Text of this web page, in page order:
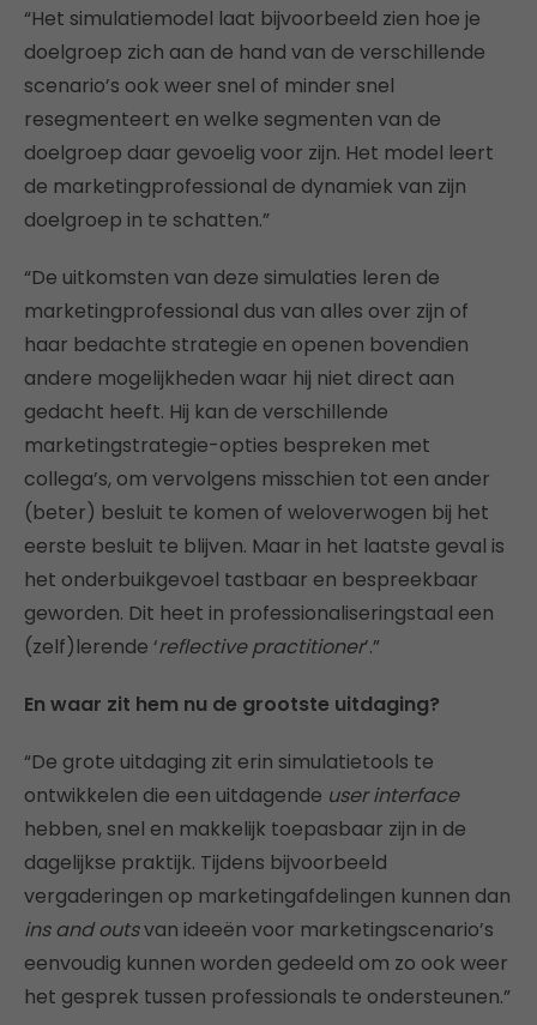
“Het simulatiemodel laat bijvoorbeeld zien hoe je
doelgroep zich aan de hand van de verschillende
scenario’s ook weer snel of minder snel
resegmenteert en welke segmenten van de
doelgroep daar gevoelig voor zijn. Het model leert
de marketingprofessional de dynamiek van zijn
doelgroep in te schatten.”
“De uitkomsten van deze simulaties leren de
marketingprofessional dus van alles over zijn of
haar bedachte strategie en openen bovendien
andere mogelijkheden waar hij niet direct aan
gedacht heeft. Hij kan de verschillende
marketingstrategie-opties bespreken met
collega’s, om vervolgens misschien tot een ander
(beter) besluit te komen of weloverwogen bij het
eerste besluit te blijven. Maar in het laatste geval is
het onderbuikgevoel tastbaar en bespreekbaar
geworden. Dit heet in professionaliseringstaal een
(zelf)lerende ‘reflective practitioner’.”
En waar zit hem nu de grootste uitdaging?
“De grote uitdaging zit erin simulatietools te
ontwikkelen die een uitdagende user interface
hebben, snel en makkelijk toepasbaar zijn in de
dagelijkse praktijk. Tijdens bijvoorbeeld
vergaderingen op marketingafdelingen kunnen dan
ins and outsvan ideeën voor marketingscenario’s
eenvoudig kunnen worden gedeeld om zo ook weer
het gesprek tussen professionals te ondersteunen.”